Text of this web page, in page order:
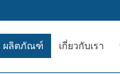
ผลิตภัณฑ์ เกี่ยวกับเรา